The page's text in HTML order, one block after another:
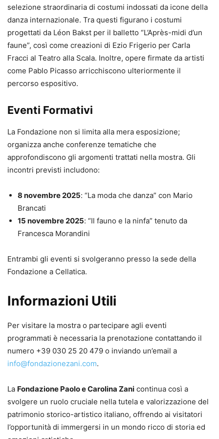
selezione straordinaria di costumi indossati da icone della
danza internazionale. Tra questi figurano i costumi
progettati da Léon Bakst per il balletto “L’Après-midi d’un
faune”, così come creazioni di Ezio Frigerio per Carla
Fracci al Teatro alla Scala. Inoltre, opere firmate da artisti
come Pablo Picasso arricchiscono ulteriormente il
percorso espositivo.
Eventi Formativi
La Fondazione non si limita alla mera esposizione;
organizza anche conferenze tematiche che
approfondiscono gli argomenti trattati nella mostra. Gli
incontri previsti includono:
8 novembre 2025: “La moda che danza” con Mario
Brancati
15 novembre 2025: “Il fauno e la ninfa” tenuto da
Francesca Morandini
Entrambi gli eventi si svolgeranno presso la sede della
Fondazione a Cellatica.
Informazioni Utili
Per visitare la mostra o partecipare agli eventi
programmati è necessaria la prenotazione contattando il
numero +39 030 25 20 479 o inviando un’email a
info@fondazionezani.com.
La Fondazione Paolo e Carolina Zani continua così a
svolgere un ruolo cruciale nella tutela e valorizzazione del
patrimonio storico-artistico italiano, offrendo ai visitatori
l’opportunità di immergersi in un mondo ricco di storia ed